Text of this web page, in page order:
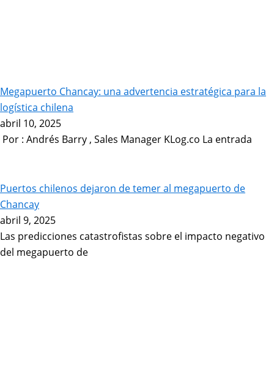
Megapuerto Chancay: una advertencia estratégica para la
logística chilena
abril 10, 2025
Por : Andrés Barry , Sales Manager KLog.co La entrada
Puertos chilenos dejaron de temer al megapuerto de
Chancay
abril 9, 2025
Las predicciones catastrofistas sobre el impacto negativo
del megapuerto de